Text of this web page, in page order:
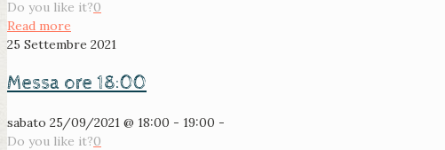
Do you like it?0
Read more
25 Settembre 2021
Messa ore 18:00
sabato 25/09/2021 @ 18:00 - 19:00 -
Do you like it?0